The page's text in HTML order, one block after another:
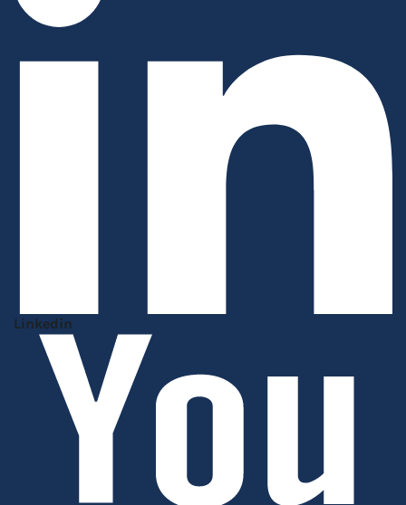
Linkedin